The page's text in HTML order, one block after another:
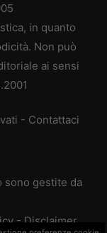
in quanto
Non può
ai sensi
- Contattaci
sono gestite da
- Disclaimer